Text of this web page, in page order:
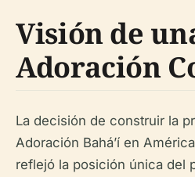
Visión de
Adoración
La decisión de construir la
Adoración Bahá’í en
reflejó la posición única del